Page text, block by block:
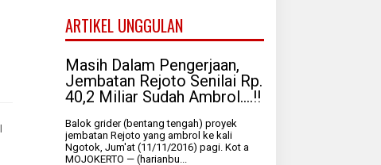
ARTIKEL UNGGULAN
Masih Dalam Pengerjaan,
Jembatan Rejoto Senilai Rp.
40,2 Miliar Sudah Ambrol....!!
Balok grider (bentang tengah) proyek
jembatan Rejoto yang ambrol ke kali
Ngotok, Jum'at (11/11/2016) pagi. Kot a
MOJOKERTO — (harianbu...